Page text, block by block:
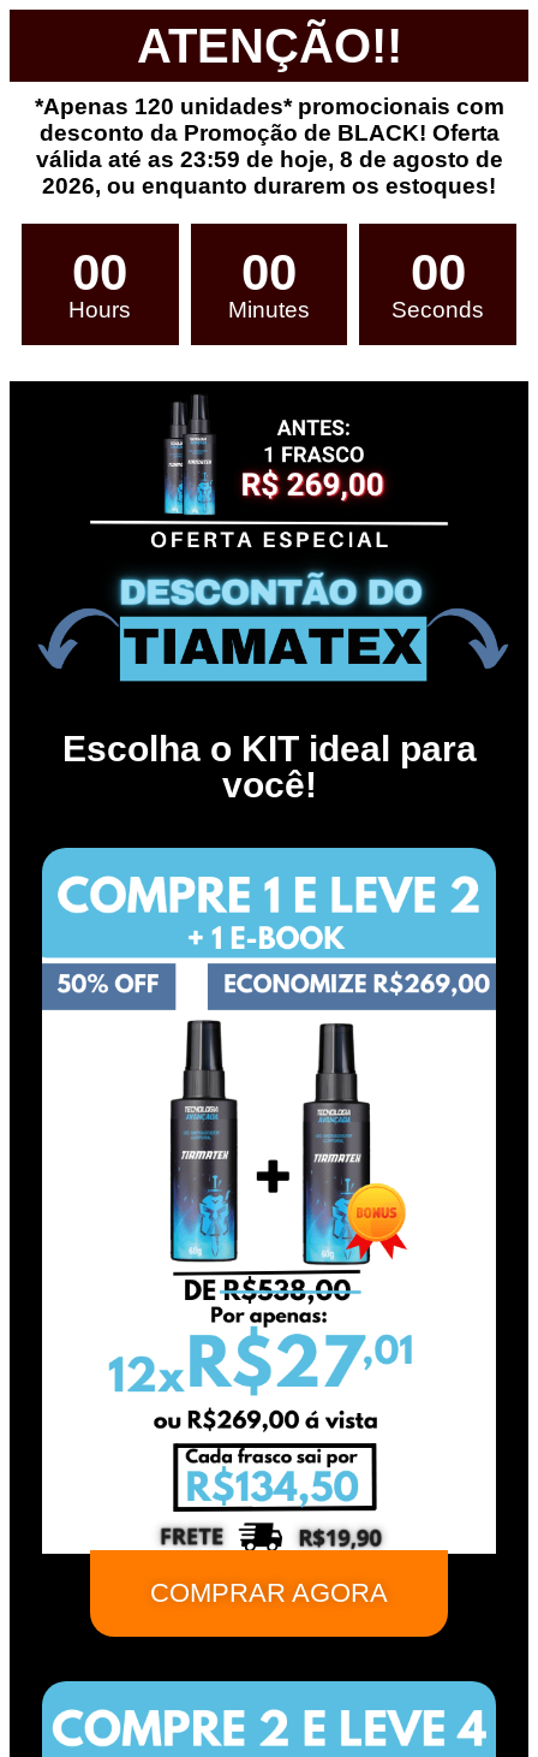
ATENÇÃO!!
*Apenas 120 unidades* promocionais com
desconto da Promoção de BLACK! Oferta
válida até as 23:59 de hoje, 8 de agosto de
2026, ou enquanto durarem os estoques!
00
Hours
00
Minutes
00
Seconds
Escolha o KIT ideal para
você!
COMPRAR AGORA